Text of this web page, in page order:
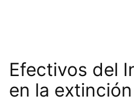
Efectivos del
en la